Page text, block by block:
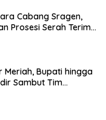
Cabang Sragen,
Prosesi Serah Terima
Bupati hingga
Sambut Tim